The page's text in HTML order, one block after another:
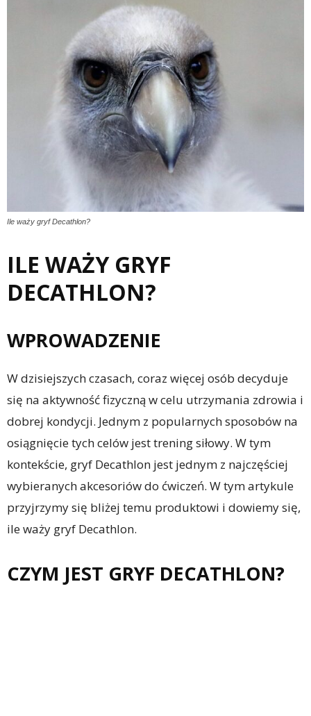
Ile waży gryf Decathlon?
ILE WAŻY GRYF
DECATHLON?
WPROWADZENIE
W dzisiejszych czasach, coraz więcej osób decyduje
się na aktywność fizyczną w celu utrzymania zdrowia i
dobrej kondycji. Jednym z popularnych sposobów na
osiągnięcie tych celów jest trening siłowy. W tym
kontekście, gryf Decathlon jest jednym z najczęściej
wybieranych akcesoriów do ćwiczeń. W tym artykule
przyjrzymy się bliżej temu produktowi i dowiemy się,
ile waży gryf Decathlon.
CZYM JEST GRYF DECATHLON?